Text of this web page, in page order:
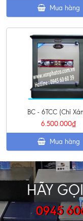
Mua hàng
BC - 6TCC (Chỉ
6.500.000₫
Mua hàng
HÃY
0945